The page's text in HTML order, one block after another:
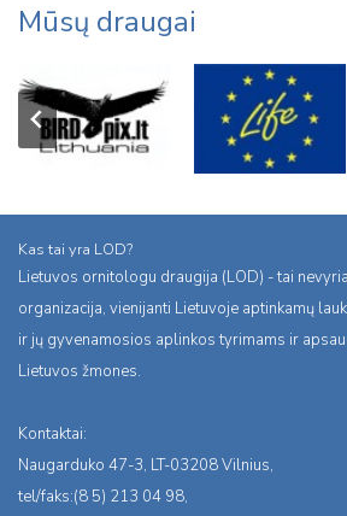
Mūsų draugai
Kas tai yra LOD?
Lietuvos ornitologu draugija (LOD) - tai
organizacija, vienijanti Lietuvoje aptinkamų
ir jų gyvenamosios aplinkos tyrimams ir
Lietuvos žmones.
Kontaktai:
Naugarduko 47-3, LT-03208 Vilnius,
tel/faks:(8 5) 213 04 98,